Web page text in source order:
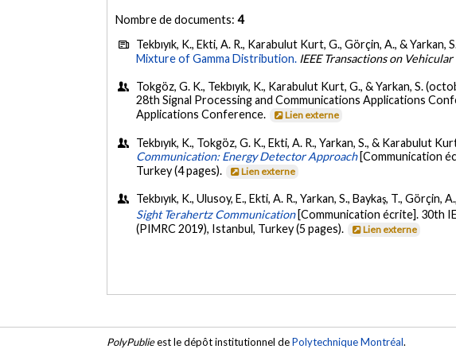
Nombre de documents:4
Tekbıyık, K., Ekti, A. R., Karabulut Kurt, G., Görçin, A., & Yarkan,
Mixture of Gamma Distribution. IEEE Transactions on
Tokgöz, G. K., Tekbıyık, K., Karabulut Kurt, G., & Yarkan, S.
28th Signal Processing and Communications Applications
Applications Conference.
Lien externe
Tekbıyık, K., Tokgöz, G. K., Ekti, A. R., Yarkan, S., & Karabulut
Communication: Energy Detector Approach [Communication
Turkey (4 pages).
Lien externe
Tekbıyık, K., Ulusoy, E., Ekti, A. R., Yarkan, S., Baykaş, T.,
Sight Terahertz Communication [Communication écrite]. 30th
(PIMRC 2019), Istanbul, Turkey (5 pages).
Lien externe
PolyPublieest le dépôt institutionnel dePolytechnique Montréal.